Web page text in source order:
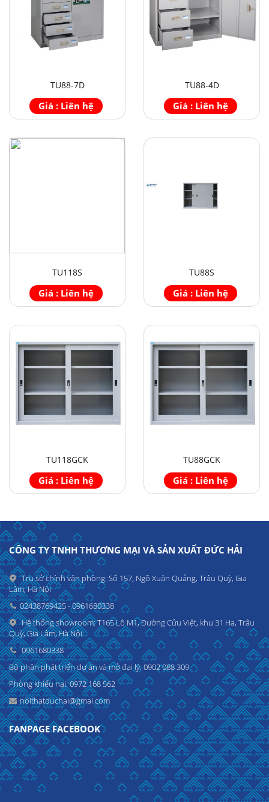
TU88-7D
Giá : Liên hệ
TU88-4D
Giá : Liên hệ
TU118S
Giá : Liên hệ
TU88S
Giá : Liên hệ
TU118GCK
Giá : Liên hệ
TU88GCK
Giá : Liên hệ
CÔNG TY TNHH THƯƠNG MẠI VÀ SẢN XUẤT ĐỨC HẢI
Trụ sở chính văn phòng: Số 157, Ngõ Xuân Quảng, Trâu Quỳ, Gia
Lâm, Hà Nội
02438769425 - 0961680338
Hệ thống showroom: T165 Lô M1, Đường Cửu Việt, khu 31 Ha, Trâu
Quỳ, Gia Lâm, Hà Nội
0961680338
Bộ phận phát triển dự án và mở đại lý: 0902 088 309
Phòng khiếu nại: 0972 168 562
noithatduchai@gmai.com
FANPAGE FACEBOOK